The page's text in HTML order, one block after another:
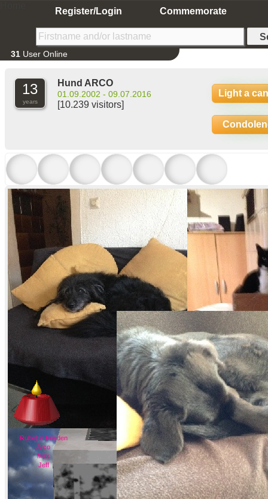
Register/Login Commemorate
31 User Online
13
years
Hund ARCO
01.09.2002 - 09.07.2016
[10.239 visitors]
Light a
Ruhet in Frieden
Arco
Max
Jeff